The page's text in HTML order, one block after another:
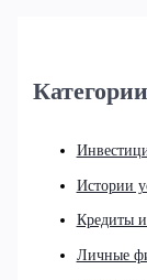
Категории
Истории
Кредиты
Личные